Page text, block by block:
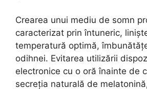
Crearea unui mediu de somn
caracterizat prin întuneric,
temperatură optimă,
odihnei. Evitarea utilizării
electronice cu o oră înainte de
secreția naturală de